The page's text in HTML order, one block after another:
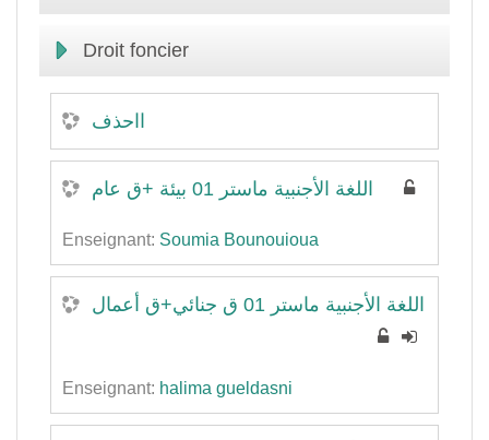
Droit foncier
ااحذف
اللغة الأجنبية ماستر 01 بيئة +ق عام
Enseignant: Soumia Bounouioua
اللغة الأجنبية ماستر 01 ق جنائي+ق أعمال
Enseignant: halima gueldasni